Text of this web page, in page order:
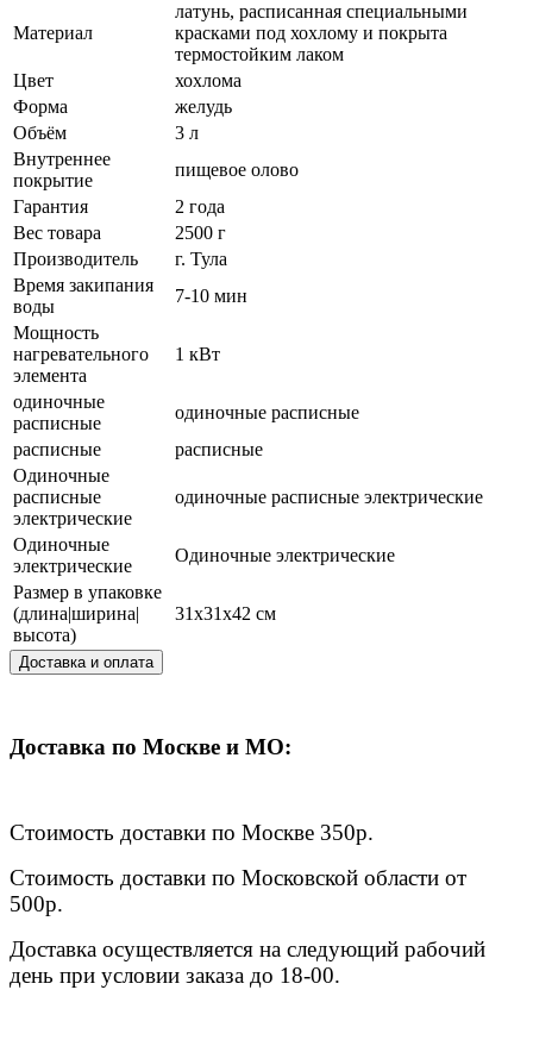
Материал
латунь, расписанная специальными
красками под хохлому и покрыта
термостойким лаком
Цвет
хохлома
Форма
желудь
Объём
3 л
Внутреннее
покрытие
пищевое олово
Гарантия
2 года
Вес товара
2500 г
Производитель
г. Тула
Время закипания
воды
7-10 мин
Мощность
нагревательного
элемента
1 кВт
одиночные
расписные
одиночные расписные
расписные
расписные
Одиночные
расписные
электрические
одиночные расписные электрические
Одиночные
электрические
Одиночные электрические
Размер в упаковке
(длина|ширина|
высота)
31x31x42 см
Доставка и оплата
Доставка по Москве и МО:
Стоимость доставки по Москве 350р.
Стоимость доставки по Московской области от
500р.
Доставка осуществляется на следующий рабочий
день при условии заказа до 18-00.